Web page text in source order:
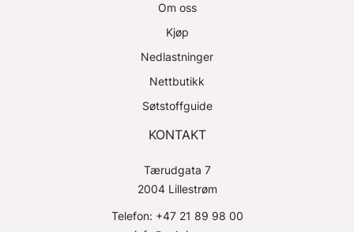
Om oss
Kjøp
Nedlastninger
Nettbutikk
Søtstoffguide
KONTAKT
Tærudgata 7
2004 Lillestrøm
Telefon: +47 21 89 98 00